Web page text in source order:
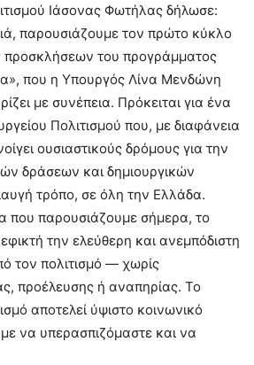
Ιάσονας Φωτήλας δήλωσε:
παρουσιάζουμε τον πρώτο κύκλο
του προγράμματος
που η Υπουργός Λίνα Μενδώνη
με συνέπεια. Πρόκειται για ένα
Πολιτισμού που, με διαφάνεια
ουσιαστικούς δρόμους για την
δράσεων και δημιουργικών
τρόπο, σε όλη την Ελλάδα.
που παρουσιάζουμε σήμερα, το
την ελεύθερη και ανεμπόδιστη
τον πολιτισμό — χωρίς
προέλευσης ή αναπηρίας. Το
αποτελεί ύψιστο κοινωνικό
να υπερασπιζόμαστε και να